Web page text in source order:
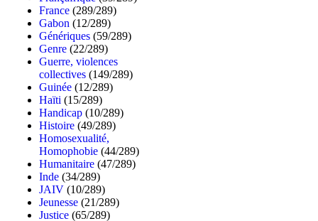
France (289/289)
Gabon (12/289)
Génériques (59/289)
Genre (22/289)
Guerre, violences
collectives (149/289)
Guinée (12/289)
Haïti (15/289)
Handicap (10/289)
Histoire (49/289)
Homosexualité,
Homophobie (44/289)
Humanitaire (47/289)
Inde (34/289)
JAIV (10/289)
Jeunesse (21/289)
Justice (65/289)